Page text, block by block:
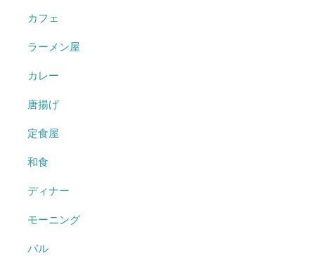
カフェ
ラーメン屋
カレー
唐揚げ
定食屋
和食
ディナー
モーニング
バル